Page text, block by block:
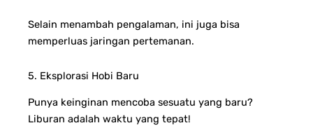
Selain menambah pengalaman, ini juga bisa
memperluas jaringan pertemanan.
5. Eksplorasi Hobi Baru
Punya keinginan mencoba sesuatu yang baru?
Liburan adalah waktu yang tepat!